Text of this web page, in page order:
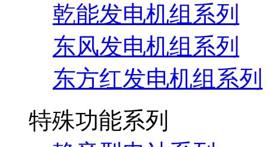
乾能发电机组系列
东风发电机组系列
东方红发电机组系列
特殊功能系列